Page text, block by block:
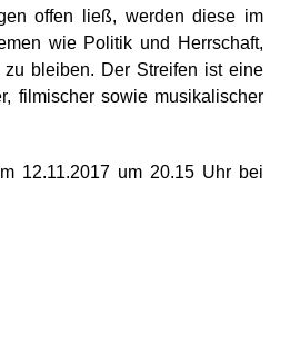
offen ließ, werden diese im
wie Politik und Herrschaft,
bleiben. Der Streifen ist eine
filmischer sowie musikalischer
12.11.2017 um 20.15 Uhr bei